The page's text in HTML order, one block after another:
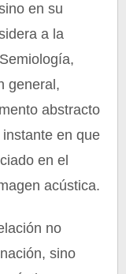
en su
a la
general,
abstracto
en que
en el
acústica.
no
sino